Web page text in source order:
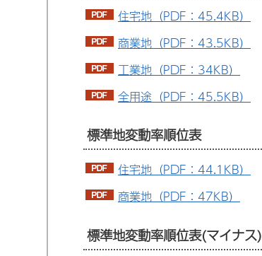
住宅地（PDF：45.4KB）
商業地（PDF：43.5KB）
工業地（PDF：34KB）
全用途（PDF：45.5KB）
標準地変動率順位表
住宅地（PDF：44.1KB）
商業地（PDF：47KB）
標準地変動率順位表(マイナス)